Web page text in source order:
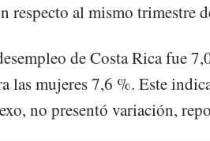
respecto al mismo trimestre
de Costa Rica fue
las mujeres 7,6 %. Este
no presentó variación,